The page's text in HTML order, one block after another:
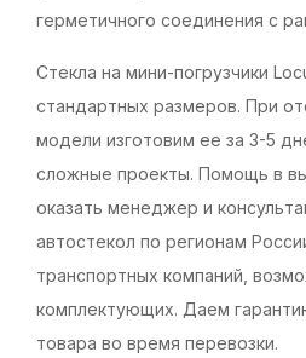
герметичного соединения с
Стекла на мини-погрузчики
стандартных размеров. При
модели изготовим ее за 3-5
сложные проекты. Помощь в
оказать менеджер и
автостекол по регионам
транспортных компаний,
комплектующих. Даем
товара во время перевозки.